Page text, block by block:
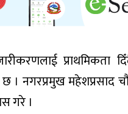
प्राथमिकता
। नगरप्रमुख महेशप्रसाद
गरे ।